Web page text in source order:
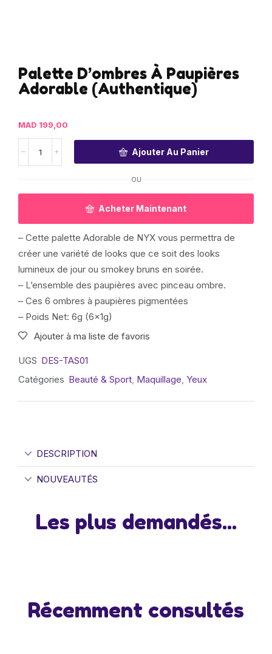
Palette D’ombres À Paupières
Adorable (Authentique)
MAD 199,00
Ajouter Au Panier
OU
Acheter Maintenant
– Cette palette Adorable de NYX vous permettra de
créer une variété de looks que ce soit des looks
lumineux de jour ou smokey bruns en soirée.
– L’ensemble des paupières avec pinceau ombre.
– Ces 6 ombres à paupières pigmentées
– Poids Net: 6g (6x1g)
Ajouter à ma liste de favoris
UGS DES-TAS01
Catégories Beauté & Sport, Maquillage, Yeux
DESCRIPTION
NOUVEAUTÉS
Les plus demandés...
Récemment consultés